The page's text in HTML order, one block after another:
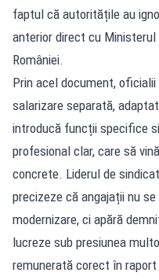
faptul că autoritățile au
anterior direct cu Ministerul
României.
Prin acel document,
salarizare separată,
introducă funcții specifice
profesional clar, care să
concrete. Liderul de
precizeze că angajații nu
modernizare, ci apără
lucreze sub presiunea
remunerată corect în